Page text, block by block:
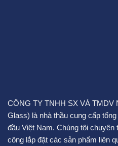
CÔNG TY TNHH SX VÀ TMDV
Glass) là nhà thầu cung cấp
đầu Việt Nam. Chúng tôi
công lắp đặt các sản phẩm liên